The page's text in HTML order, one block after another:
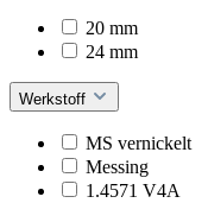
20 mm
24 mm
Werkstoff
MS vernickelt
Messing
1.4571 V4A